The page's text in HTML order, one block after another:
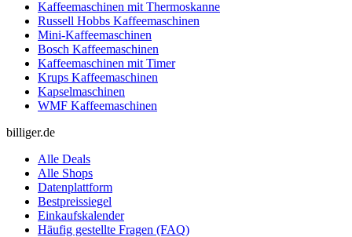
Kaffeemaschinen mit Thermoskanne
Russell Hobbs Kaffeemaschinen
Mini-Kaffeemaschinen
Bosch Kaffeemaschinen
Kaffeemaschinen mit Timer
Krups Kaffeemaschinen
Kapselmaschinen
WMF Kaffeemaschinen
billiger.de
Alle Deals
Alle Shops
Datenplattform
Bestpreissiegel
Einkaufskalender
Häufig gestellte Fragen (FAQ)